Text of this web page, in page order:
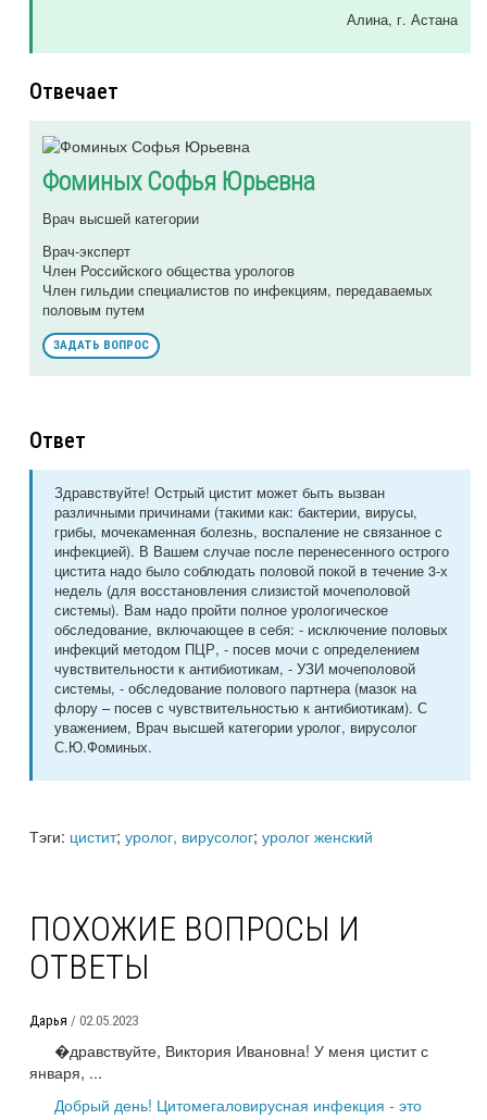
Алина, г. Астана
Отвечает
Фоминых Софья Юрьевна
Врач высшей категории
Врач-эксперт
Член Российского общества урологов
Член гильдии специалистов по инфекциям, передаваемых
половым путем
ЗАДАТЬ ВОПРОС
Ответ
Здравствуйте! Острый цистит может быть вызван
различными причинами (такими как: бактерии, вирусы,
грибы, мочекаменная болезнь, воспаление не связанное с
инфекцией). В Вашем случае после перенесенного острого
цистита надо было соблюдать половой покой в течение 3-х
недель (для восстановления слизистой мочеполовой
системы). Вам надо пройти полное урологическое
обследование, включающее в себя: - исключение половых
инфекций методом ПЦР, - посев мочи с определением
чувствительности к антибиотикам, - УЗИ мочеполовой
системы, - обследование полового партнера (мазок на
флору – посев с чувствительностью к антибиотикам). С
уважением, Врач высшей категории уролог, вирусолог
С.Ю.Фоминых.
Тэги: цистит; уролог, вирусолог; уролог женский
ПОХОЖИЕ ВОПРОСЫ И
ОТВЕТЫ
Дарья / 02.05.2023
�дравствуйте, Виктория Ивановна! У меня цистит с
января, ...
Добрый день! Цитомегаловирусная инфекция - это